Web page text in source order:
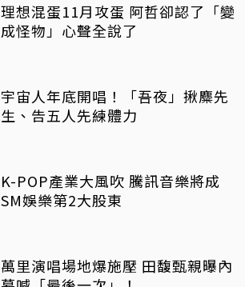
理想混蛋11月攻蛋 阿哲卻認了「變
成怪物」心聲全說了
宇宙人年底開唱！「吾夜」揪麋先
生、告五人先練體力
K-POP產業大風吹 騰訊音樂將成
SM娛樂第2大股東
萬里演唱場地爆施壓 田馥甄親曝內